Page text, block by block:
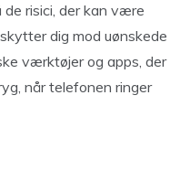
risici, der kan være
dig mod uønskede
værktøjer og apps, der
når telefonen ringer